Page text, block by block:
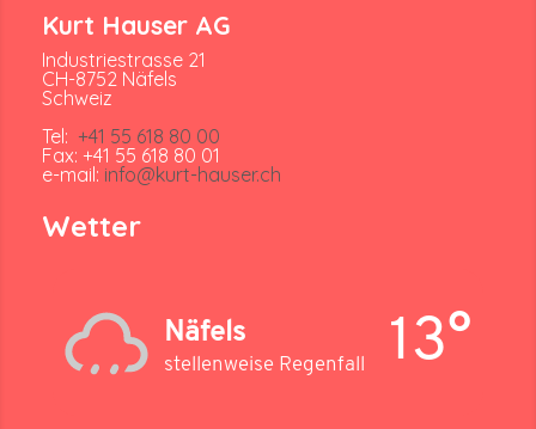
Kurt Hauser AG
Industriestrasse 21
CH-8752 Näfels
Schweiz
Tel: +41 55 618 80 00
Fax: +41 55 618 80 01
e-mail: info@kurt-hauser.ch
Wetter
Näfels
stellenweise Regenfall 13°